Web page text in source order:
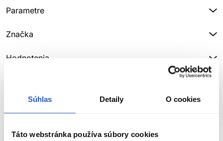
Súhlas Detaily O cookies
Táto webstránka používa súbory cookies
Parametre
Značka
Hodnotenia
SÚVISIACE PRODUKTY